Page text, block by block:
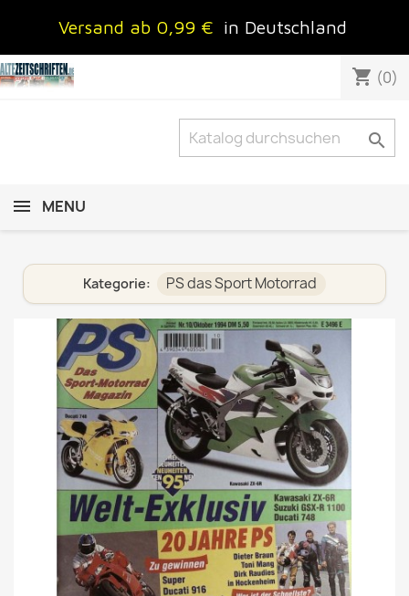
Versand ab 0,99 € in Deutschland
shopping_cart (0)

MENU
Kategorie: PS das Sport Motorrad